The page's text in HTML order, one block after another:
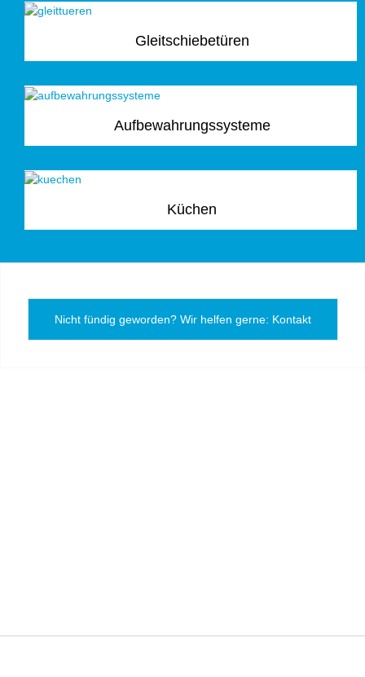
Gleitschiebetüren
Aufbewahrungssysteme
Küchen
Nicht fündig geworden? Wir helfen gerne: Kontakt